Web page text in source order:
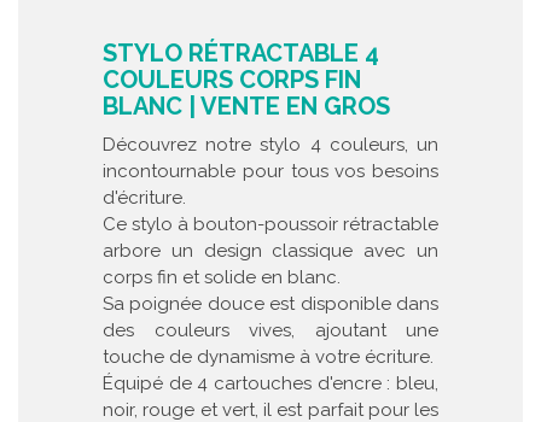
STYLO RÉTRACTABLE 4
COULEURS CORPS FIN
BLANC | VENTE EN GROS
Découvrez notre stylo 4 couleurs, un
incontournable pour tous vos besoins
d'écriture.
Ce stylo à bouton-poussoir rétractable
arbore un design classique avec un
corps fin et solide en blanc.
Sa poignée douce est disponible dans
des couleurs vives, ajoutant une
touche de dynamisme à votre écriture.
Équipé de 4 cartouches d'encre : bleu,
noir, rouge et vert, il est parfait pour les